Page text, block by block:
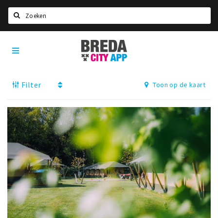
Home
Deals
Nieuws, interviews & blogs
Eten
Drinken
Slapen
Recreatief
Winkels
Breda
City
App
Filter Toon op de kaart